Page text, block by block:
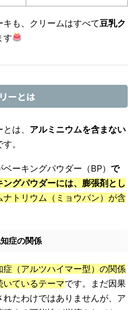
も、クリームはすべて豆乳ク
す
ーとは
は、 アルミニウムを含まない
。
ーキングパウダー（BP） で
ングパウダーには、膨張剤とし
トリウム（ミョウバン）が含
症の関係
（アルツハイマー型）の関係
いているテーマです。まだ因果
たわけではありませんが、ア